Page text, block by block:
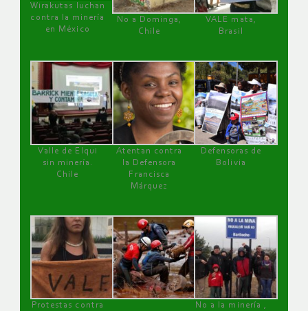
Wirakutas luchan
contra la minería
en México
No a Dominga,
Chile
VALE mata,
Brasil
Valle de Elqui
sin minería.
Chile
Atentan contra
la Defensora
Francisca
Márquez
Defensoras de
Bolivia
Protestas contra
No a la minería ,